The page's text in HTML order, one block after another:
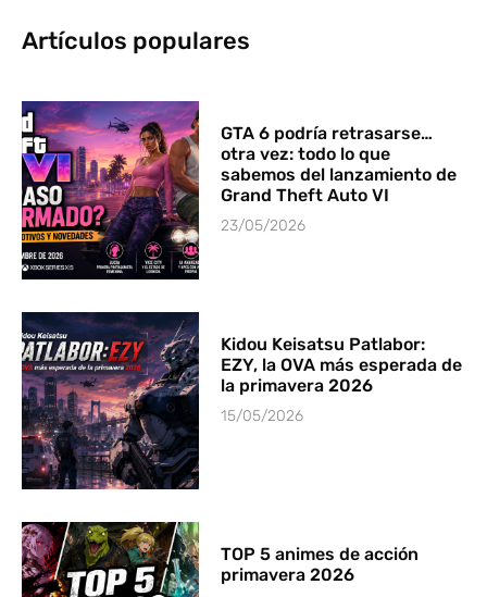
Artículos populares
GTA 6 podría retrasarse…
otra vez: todo lo que
sabemos del lanzamiento de
Grand Theft Auto VI
23/05/2026
Kidou Keisatsu Patlabor:
EZY, la OVA más esperada de
la primavera 2026
15/05/2026
TOP 5 animes de acción
primavera 2026